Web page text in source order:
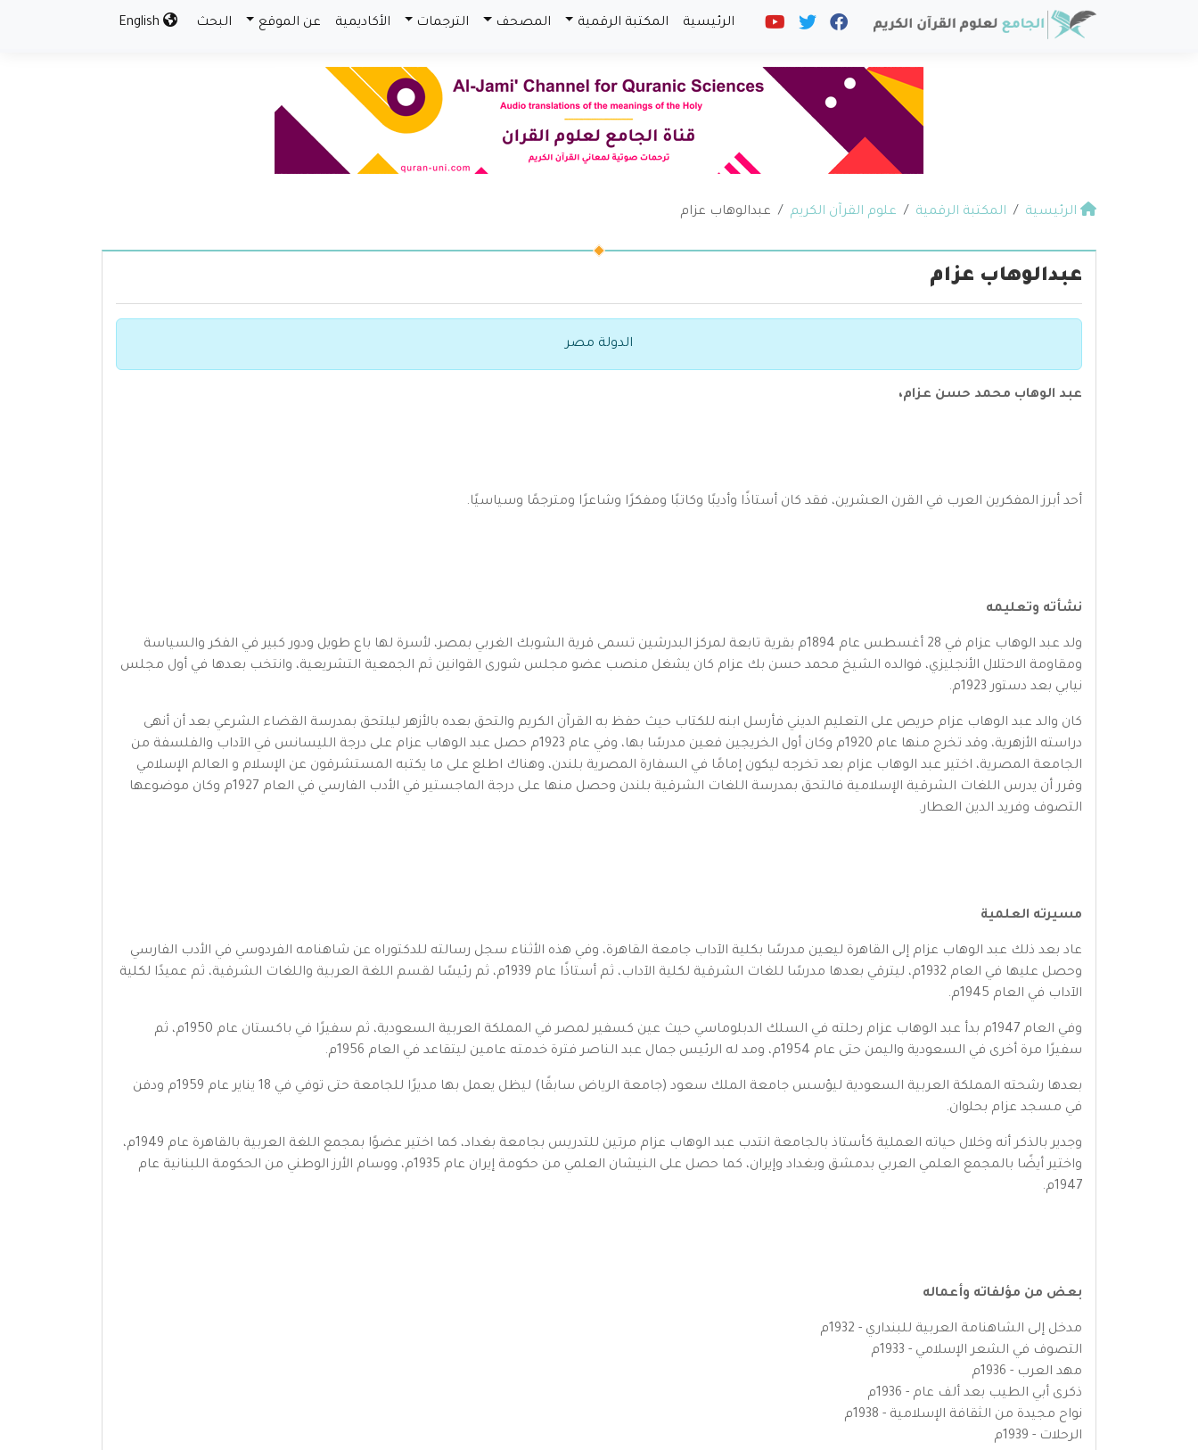
الرئيسية المكتبة الرقمية المصحف الترجمات الأكاديمية عن الموقع البحث
الرئيسية المكتبة الرقمية علوم القرآن الكريم عبدالوهاب عزام
عبدالوهاب عزام
الدولة مصر
عبد الوهاب محمد حسن عزام،
أحد أبرز المفكرين العرب في القرن العشرين، فقد كان أستاذًا وأديبًا وكاتبًا ومفكرًا وشاعرًا ومترجمًا وسياسيًا.
نشأته وتعليمه
ولد عبد الوهاب عزام في 28 أغسطس عام 1894م بقرية تابعة لمركز البدرشين تسمى قرية الشوبك الغربي بمصر، لأسرة لها باع طويل ودور كبير في الفكر والسياسة
ومقاومة الاحتلال الأنجليزي، فوالده الشيخ محمد حسن بك عزام كان يشغل منصب عضو مجلس شورى القوانين ثم الجمعية التشريعية، وانتخب بعدها في أول مجلس
نيابي بعد دستور 1923م.
كان والد عبد الوهاب عزام حريص على التعليم الديني فأرسل ابنه للكتاب حيث حفظ به القرآن الكريم والتحق بعده بالأزهر ليلتحق بمدرسة القضاء الشرعي بعد أن أنهى
دراسته الأزهرية، وقد تخرج منها عام 1920م وكان أول الخريجين فعين مدرسًا بها، وفي عام 1923م حصل عبد الوهاب عزام على درجة الليسانس في الآداب والفلسفة من
الجامعة المصرية، اختير عبد الوهاب عزام بعد تخرجه ليكون إمامًا في السفارة المصرية بلندن، وهناك اطلع على ما يكتبه المستشرقون عن الإسلام و العالم الإسلامي
وقرر أن يدرس اللغات الشرقية الإسلامية فالتحق بمدرسة اللغات الشرقية بلندن وحصل منها على درجة الماجستير في الأدب الفارسي في العام 1927م وكان موضوعها
التصوف وفريد الدين العطار.
مسيرته العلمية
عاد بعد ذلك عبد الوهاب عزام إلى القاهرة ليعين مدرسًا بكلية الآداب جامعة القاهرة، وفي هذه الأثناء سجل رسالته للدكتوراه عن شاهنامه الفردوسي في الأدب الفارسي
وحصل عليها في العام 1932م، ليترقي بعدها مدرسًا للغات الشرقية لكلية الآداب، ثم أستاذًا عام 1939م، ثم رئيسًا لقسم اللغة العربية واللغات الشرقية، ثم عميدًا لكلية
الآداب في العام 1945م.
وفي العام 1947م بدأ عبد الوهاب عزام رحلته في السلك الدبلوماسي حيث عين كسفير لمصر في المملكة العربية السعودية، ثم سفيرًا في باكستان عام 1950م، ثم
سفيرًا مرة أخرى في السعودية واليمن حتى عام 1954م، ومد له الرئيس جمال عبد الناصر فترة خدمته عامين ليتقاعد في العام 1956م.
بعدها رشحته المملكة العربية السعودية ليؤسس جامعة الملك سعود (جامعة الرياض سابقًا) ليظل يعمل بها مديرًا للجامعة حتى توفي في 18 يناير عام 1959م ودفن
في مسجد عزام بحلوان.
وجدير بالذكر أنه وخلال حياته العملية كأستاذ بالجامعة انتدب عبد الوهاب عزام مرتين للتدريس بجامعة بغداد، كما اختير عضوًا بمجمع اللغة العربية بالقاهرة عام 1949م،
واختير أيضًا بالمجمع العلمي العربي بدمشق وبغداد وإيران، كما حصل على النيشان العلمي من حكومة إيران عام 1935م، ووسام الأرز الوطني من الحكومة اللبنانية عام
1947م.
بعض من مؤلفاته وأعماله
مدخل إلى الشاهنامة العربية للبنداري - 1932م
التصوف في الشعر الإسلامي - 1933م
مهد العرب - 1936م
ذكرى أبي الطيب بعد ألف عام - 1936م
نواح مجيدة من الثقافة الإسلامية - 1938م
الرحلات - 1939م